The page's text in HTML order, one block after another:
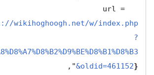
  url =
wikihoghoogh.net/w/index.php
?
&oldid=461152}